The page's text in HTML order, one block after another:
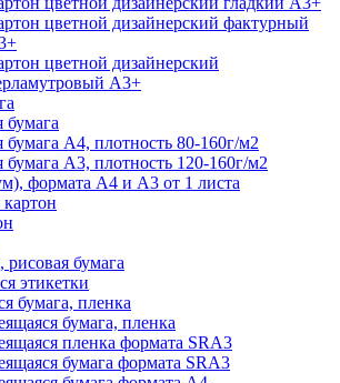
цветной дизайнерский фактурный
цветной дизайнерский
А3+
бумага
бумага А4, плотность 80-160г/м2
бумага А3, плотность 120-160г/м2
формата А4 и А3 от 1 листа
рисовая бумага
этикетки
бумага, пленка
бумага, пленка
пленка формата SRА3
бумага формата SRА3